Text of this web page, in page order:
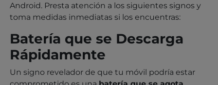
Android. Presta atención a los siguientes signos y
toma medidas inmediatas si los encuentras:
Batería que se Descarga
Rápidamente
Un signo revelador de que tu móvil podría estar